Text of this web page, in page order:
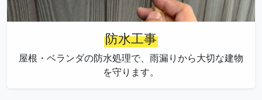
防水工事
屋根・ベランダの防水処理で、雨漏りから大切な建物
を守ります。